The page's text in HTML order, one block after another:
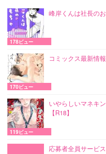
峰岸くんは社長の
178ビュー
コミックス最新情報
170ビュー
いやらしいマネキ
【R18】
119ビュー
応募者全員サービ